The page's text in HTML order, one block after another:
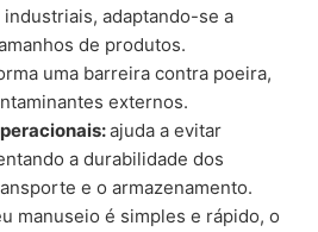
adaptando-se a
de produtos.
uma barreira contra poeira,
externos.
ajuda a evitar
a durabilidade dos
e o armazenamento.
manuseio é simples e rápido, o